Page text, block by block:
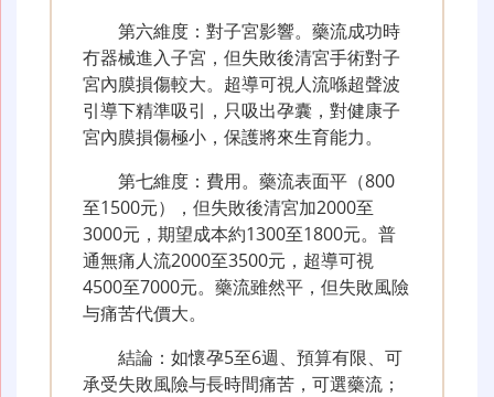
第六維度：對子宮影響。藥流成功時
冇器械進入子宮，但失敗後清宮手術對子
宮內膜損傷較大。超導可視人流喺超聲波
引導下精準吸引，只吸出孕囊，對健康子
宮內膜損傷極小，保護將來生育能力。
第七維度：費用。藥流表面平（800
至1500元），但失敗後清宮加2000至
3000元，期望成本約1300至1800元。普
通無痛人流2000至3500元，超導可視
4500至7000元。藥流雖然平，但失敗風險
与痛苦代價大。
結論：如懷孕5至6週、預算有限、可
承受失敗風險与長時間痛苦，可選藥流；